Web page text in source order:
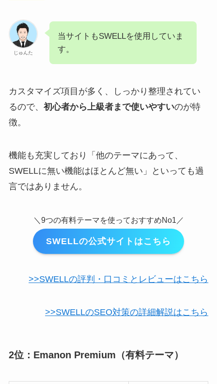
じゅんた
当サイトもSWELLを使用していま
す。
カスタマイズ項目が多く、しっかり整理されてい
るので、 初心者から上級者まで使いやすいのが特
徴。
機能も充実しており「他のテーマにあって、
SWELLに無い機能はほとんど無い」といっても過
言ではありません。
＼9つの有料テーマを使っておすすめNo1／
SWELLの公式サイトはこちら
>>SWELLの評判・口コミとレビューはこちら
>>SWELLのSEO対策の詳細解説はこちら
2位：Emanon Premium（有料テーマ）